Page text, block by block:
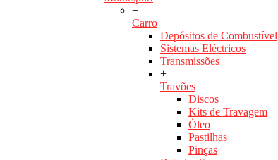
+
Carro
Depósitos de Combustível
Sistemas Eléctricos
Transmissões
+
Travões
Discos
Kits de Travagem
Óleo
Pastilhas
Pinças